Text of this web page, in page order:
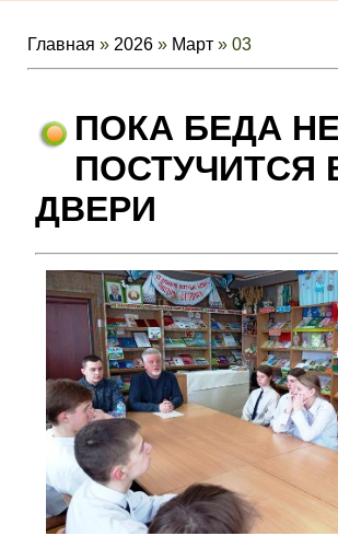
Главная » 2026 » Март » 03
ПОКА БЕДА
ПОСТУЧИТСЯ
ДВЕРИ